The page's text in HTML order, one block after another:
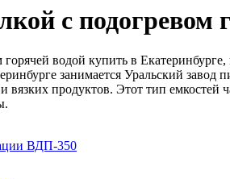
с подогревом
водой купить в
занимается Уральский завод
продуктов. Этот тип емкостей
ВДП-350